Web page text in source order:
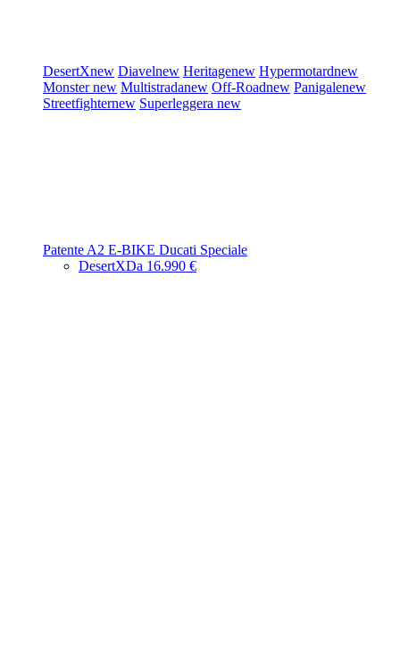
DesertXnew Diavelnew Heritagenew Hypermotardnew
Monsternew Multistradanew Off-Roadnew Panigalenew
Streetfighternew Superleggera new
Patente A2 E-BIKE Ducati Speciale
DesertXDa 16.990 €